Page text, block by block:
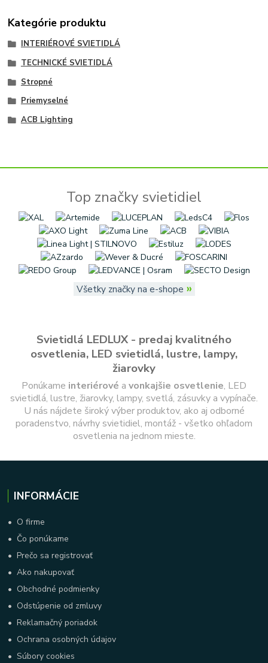
Kategórie produktu
INTERIÉROVÉ SVIETIDLÁ
TECHNICKÉ SVIETIDLÁ
Stropné
Priemyselné
ACB Lighting
Top značky svietidiel
Všetky značky na e-shope »
Svietidlá LEDLUX - predaj kvalitného
osvetlenia, LED svietidlá, lustre, lampy,
žiarovky
Ponúkame interiérové a vonkajšie osvetlenie, LED
svietidlá, lustre, žiarovky, lampy, svetlá, zásuvky a vypínače.
U nás nájdete široký výber produktov, ako aj odborné
poradenstvo, návrhy svietidiel, montáž - všetko ohľadom
osvetlenia na jednom mieste.
INFORMÁCIE
• O firme
• Čo ponúkame
•Prečo sa registrovať
•Ako nakupovať
• Obchodné podmienky
• Odstúpenie od zmluvy
•Reklamačný poriadok
• Ochrana osobných údajov
•Súbory cookies